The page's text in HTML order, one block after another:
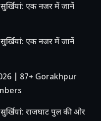
एक नजर में जानें
एक नजर में जानें
| 87+ Gorakhpur
राजघाट पुल की ओर